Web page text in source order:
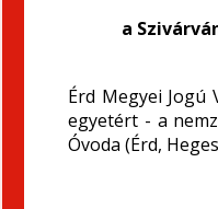
a
Érd Megyei
egyetért - a
Óvoda (Érd,